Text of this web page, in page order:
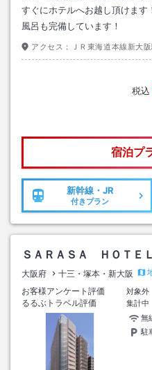
すぐにホテルへお越し頂けま
風呂も完備しています！
アクセス： ＪＲ東海道本線新大
税込
宿泊プ
新幹線・JR
付きプラン
ＳＡＲＡＳＡ ＨＯＴＥ
大阪府 十三・塚本・新大阪
お客様アンケート評価
対象外
るるぶトラベル評価
集計中
無
駐